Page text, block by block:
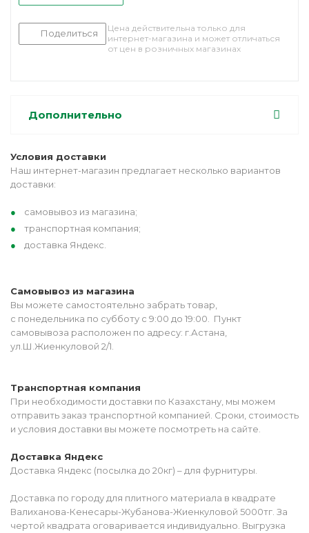
Поделиться
Цена действительна только для
интернет-магазина и может отличаться
от цен в розничных магазинах
Дополнительно
Условия доставки
Наш интернет-магазин предлагает несколько вариантов
доставки:
самовывоз из магазина;
транспортная компания;
доставка Яндекс.
Самовывоз из магазина
Вы можете самостоятельно забрать товар,
с понедельника по субботу с 9:00 до 19:00. Пункт
самовывоза расположен по адресу: г.Астана,
ул.Ш.Жиенкуловой 2/1.
Транспортная компания
При необходимости доставки по Казахстану, мы можем
отправить заказ транспортной компанией. Сроки, стоимость
и условия доставки вы можете посмотреть на сайте.
Доставка Яндекс
Доставка Яндекс (посылка до 20кг) – для фурнитуры.
Доставка по городу для плитного материала в квадрате
Валиханова-Кенесары-Жубанова-Жиенкуловой 5000тг. За
чертой квадрата оговаривается индивидуально. Выгрузка